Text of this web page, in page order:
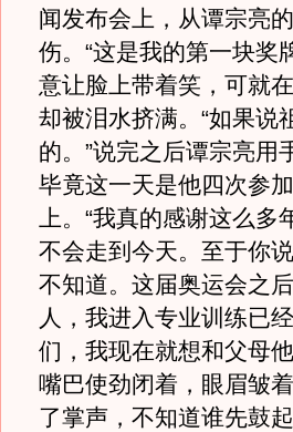
闻发布会上，从谭宗亮
伤。“这是我的第一块奖
意让脸上带着笑，可就
却被泪水挤满。“如果说
的。”说完之后谭宗亮用
毕竟这一天是他四次参
上。“我真的感谢这么多
不会走到今天。至于你
不知道。这届奥运会之
人，我进入专业训练已
们，我现在就想和父母
嘴巴使劲闭着，眼眉皱
了掌声，不知道谁先鼓